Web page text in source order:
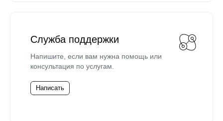
Служба поддержки
Напишите, если вам нужна помощь или
консультация по услугам.
Написать